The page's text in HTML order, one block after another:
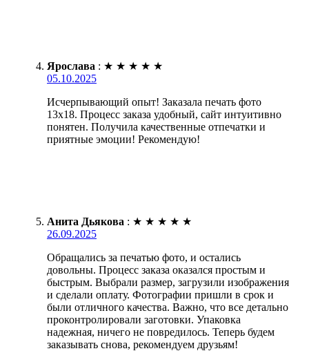
Ярослава : ★ ★ ★ ★ ★
05.10.2025
Исчерпывающий опыт! Заказала печать фото
13х18. Процесс заказа удобный, сайт интуитивно
понятен. Получила качественные отпечатки и
приятные эмоции! Рекомендую!
Анита Дьякова : ★ ★ ★ ★ ★
26.09.2025
Обращались за печатью фото, и остались
довольны. Процесс заказа оказался простым и
быстрым. Выбрали размер, загрузили изображения
и сделали оплату. Фотографии пришли в срок и
были отличного качества. Важно, что все детально
проконтролировали заготовки. Упаковка
надежная, ничего не повредилось. Теперь будем
заказывать снова, рекомендуем друзьям!